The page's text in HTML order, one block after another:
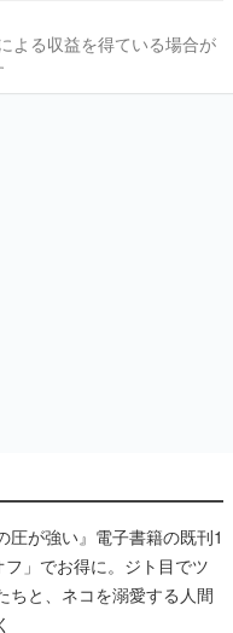
よる収益を得ている場合が
圧が強い』電子書籍の既刊1
フ」でお得に。ジト目でツ
ちと、ネコを溺愛する人間